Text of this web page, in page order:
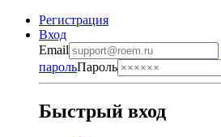
Регистрация
Вход
Email
парольПароль
Быстрый вход